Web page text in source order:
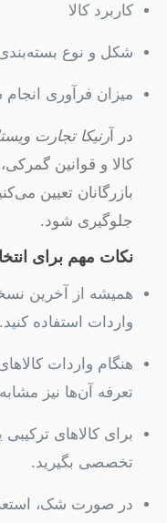
کاربرد کالا
شکل و نوع
میزان فرآوری
در آرنیکا تجارت
کالا و قوانین
بازرگانان تعیین
جلوگیری شود.
نکات مهم برای
همیشه از آخرین
واردات استفاده کنید.
هنگام واردات
تعرفه آن‌ها نیز
برای کالاهای
تخصصی بگیرید.
در صورت شک،